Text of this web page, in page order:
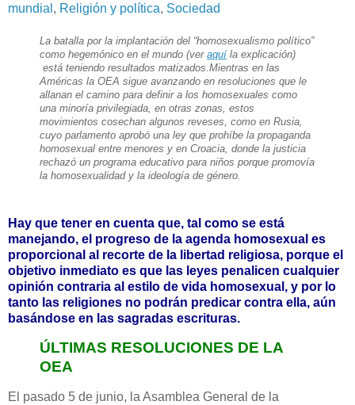
mundial , Religión y política, Sociedad
La batalla por la implantación del “homosexualismo político”
como hegemónico en el mundo (ver aquíla explicación)
está teniendo resultados matizados. Mientras en las
Américas la OEA sigue avanzando en resoluciones que le
allanan el camino para definir a los homosexuales como
una minoría privilegiada, en otras zonas, estos
movimientos cosechan algunos reveses, como en Rusia,
cuyo parlamento aprobó una ley que prohíbe la propaganda
homosexual entre menores y en Croacia, donde la justicia
rechazó un programa educativo para niños porque promovía
la homosexualidad y la ideología de género.
Hay que tener en cuenta que, tal como se está
manejando, el progreso de la agenda homosexual es
proporcional al recorte de la libertad religiosa, porque el
objetivo inmediato es que las leyes penalicen cualquier
opinión contraria al estilo de vida homosexual, y por lo
tanto las religiones no podrán predicar contra ella, aún
basándose en las sagradas escrituras.
ÚLTIMAS RESOLUCIONES DE LA
OEA
El pasado 5 de junio, la Asamblea General de la